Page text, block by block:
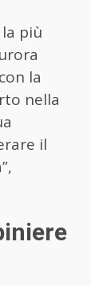
più
la
nella
il